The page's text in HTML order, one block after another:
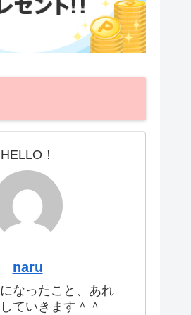
HELLO！
naru
なったこと、あれ
ていきます＾＾